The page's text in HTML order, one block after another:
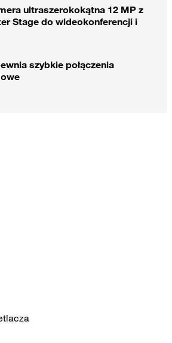
ultraszerokokątna 12 MP z
Stage do wideokonferencji i
szybkie połączenia